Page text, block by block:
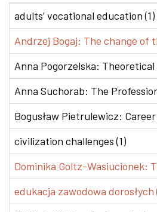
adults’ vocational education (1)
Andrzej Bogaj: The change of
Anna Pogorzelska:
Anna Suchorab: The
Bogusław Pietrulewicz:
civilization challenges (1)
Dominika Goltz-Wasiucionek:
edukacja zawodowa dorosłych